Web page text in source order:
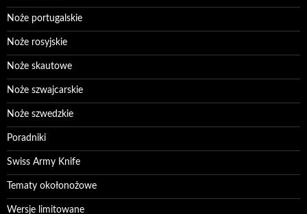
Noże portugalskie
Noże rosyjskie
Noże skautowe
Noże szwajcarskie
Noże szwedzkie
Poradniki
Swiss Army Knife
Tematy okołonożowe
Wersje limitowane